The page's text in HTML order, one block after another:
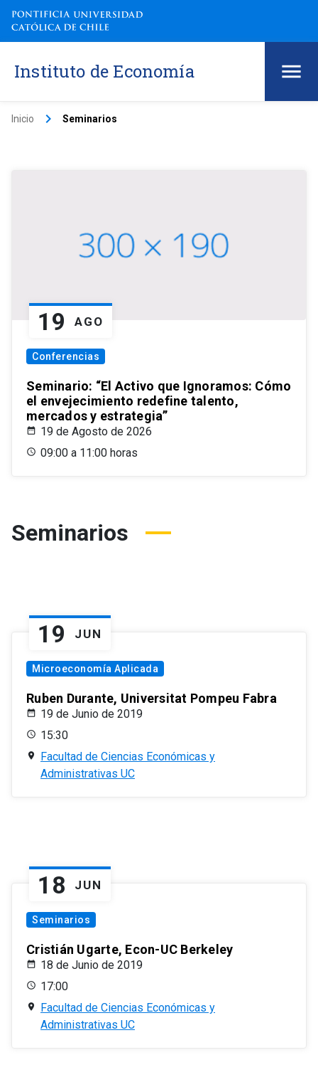
Instituto de Economía
Inicio keyboard_arrow_right Seminarios
19 AGO
Conferencias
Seminario: “El Activo que Ignoramos: Cómo
el envejecimiento redefine talento,
mercados y estrategia”
19 de Agosto de 2026
09:00 a 11:00 horas
Seminarios
19 JUN
Microeconomía Aplicada
Ruben Durante, Universitat Pompeu Fabra
19 de Junio de 2019
15:30
Facultad de Ciencias Económicas y
Administrativas UC
18 JUN
Seminarios
Cristián Ugarte, Econ-UC Berkeley
18 de Junio de 2019
17:00
Facultad de Ciencias Económicas y
Administrativas UC